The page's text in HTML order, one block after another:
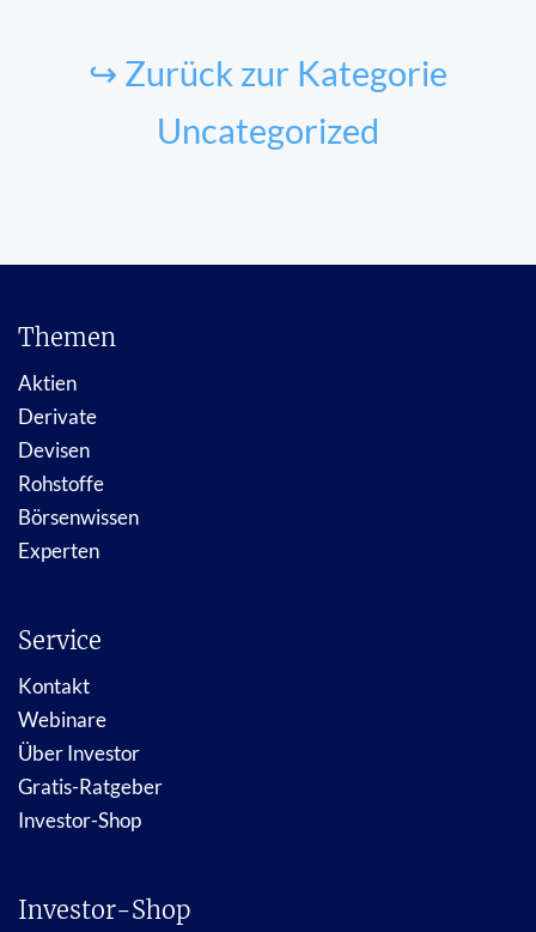
↪ Zurück zur Kategorie
Uncategorized
Themen
Aktien
Derivate
Devisen
Rohstoffe
Börsenwissen
Experten
Service
Kontakt
Webinare
Über Investor
Gratis-Ratgeber
Investor-Shop
Investor-Shop